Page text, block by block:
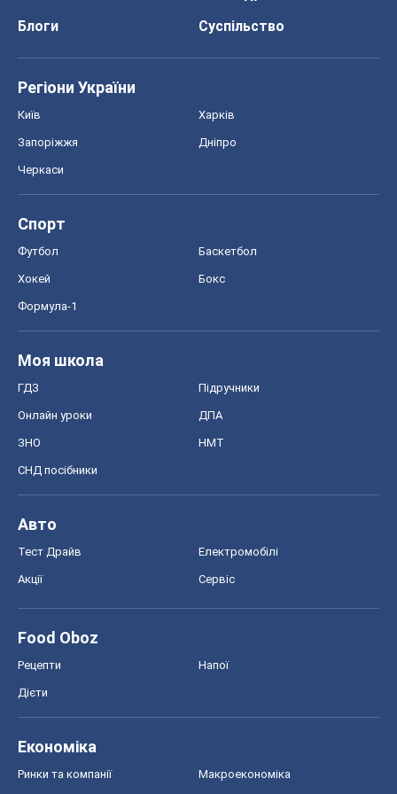
ГДЗ Підручники
Онлайн уроки ДПА
ЗНО
СНД посібники
Авто
Тест Драйв Електромобілі
Акції
Food Oboz
Рецепти
Дієти
Економіка
Ринки та компанії Макроекономіка
MedOboz
Шоу
Афіша Плітки
Жіночий журнал